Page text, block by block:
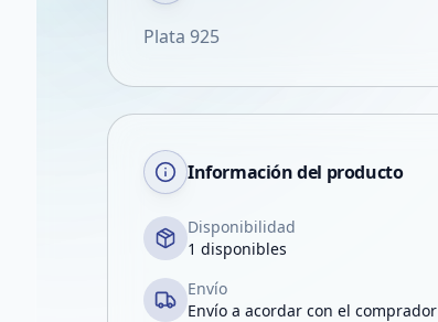
Plata 925
Información del producto
Disponibilidad
1 disponibles
Envío
Envío a acordar con el comprador